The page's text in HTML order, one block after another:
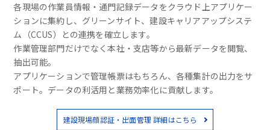
各現場の作業員情報・通門記録データをクラウド上アプリケー
ションに集約し、グリーンサイト、建設キャリアアップシステ
ム（CCUS）との連携を確立します。
作業管理部門だけでなく本社・支店等から最新データを閲覧、
抽出可能。
アプリケーションで管理帳票はもちろん、各種集計の出力をサ
ポート。データの利活用と業務効率化に貢献します。
建設現場顔認証・出面管理 詳細はこちら